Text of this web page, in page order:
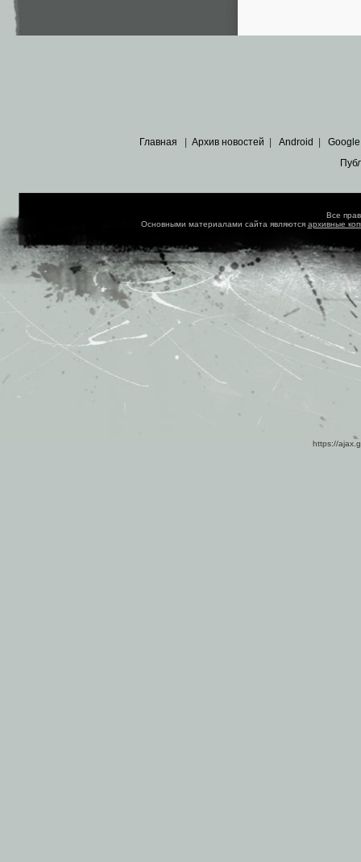
Главная Архив новостей Android Google
Все
Основными материалами сайта являются архивные
https://